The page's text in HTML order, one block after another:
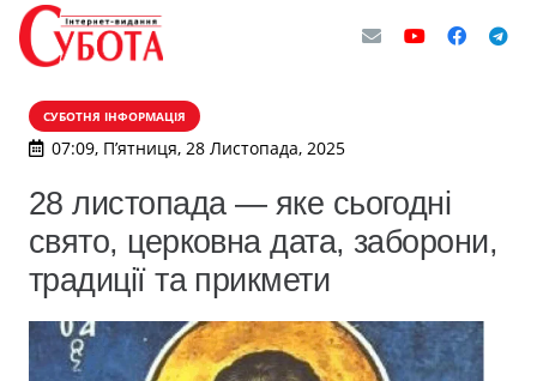
СУБОТНЯ ІНФОРМАЦІЯ
07:09, П’ятниця, 28 Листопада, 2025
28 листопада — яке сьогодні
свято, церковна дата, заборони,
традиції та прикмети